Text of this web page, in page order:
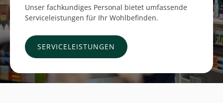
Unser fachkundiges Personal bietet umfassende
Serviceleistungen für Ihr Wohlbefinden.
SERVICELEISTUNGEN